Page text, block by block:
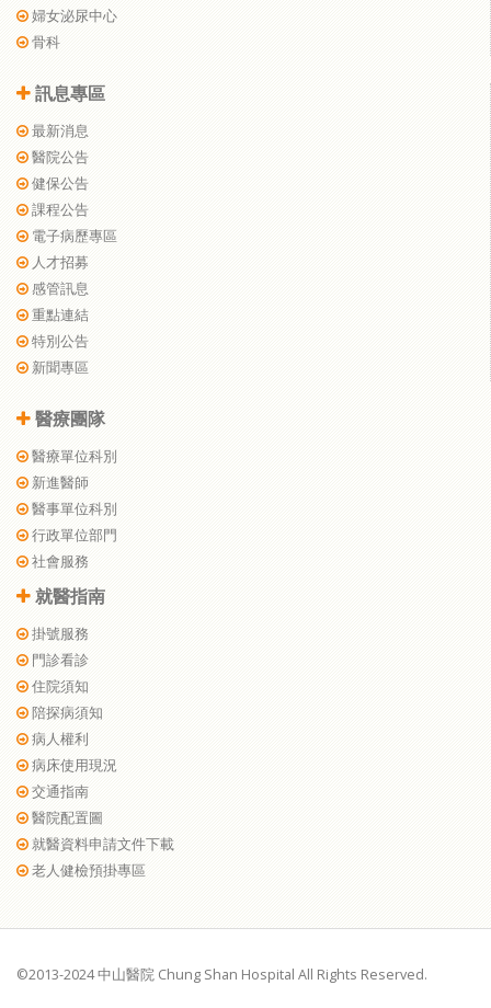
婦女泌尿中心
骨科
訊息專區
最新消息
醫院公告
健保公告
課程公告
電子病歷專區
人才招募
感管訊息
重點連結
特別公告
新聞專區
醫療團隊
醫療單位科別
新進醫師
醫事單位科別
行政單位部門
社會服務
就醫指南
掛號服務
門診看診
住院須知
陪探病須知
病人權利
病床使用現況
交通指南
醫院配置圖
就醫資料申請文件下載
老人健檢預掛專區
©2013-2024 中山醫院 Chung Shan Hospital All Rights Reserved.